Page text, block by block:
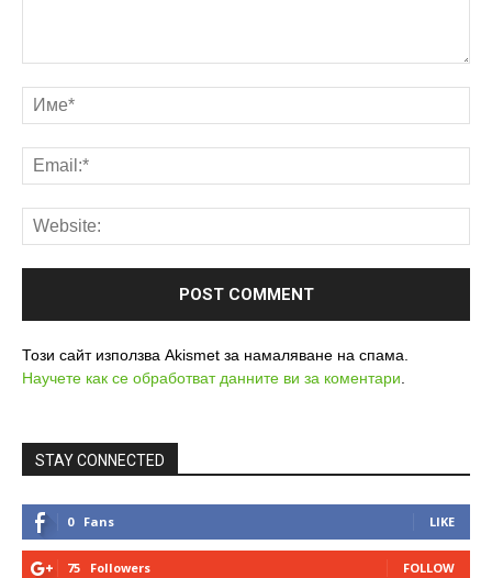
Този сайт използва Akismet за намаляване на спама.
Научете как се обработват данните ви за коментари.
STAY CONNECTED
0 Fans LIKE
75 Followers FOLLOW